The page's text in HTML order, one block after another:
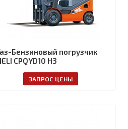
Бензиновый погрузчик
CPQYD10 H3
ЗАПРОС ЦЕНЫ